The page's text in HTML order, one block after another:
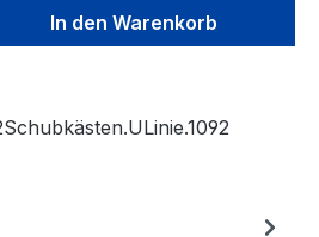
Gib den
In den Warenkorb